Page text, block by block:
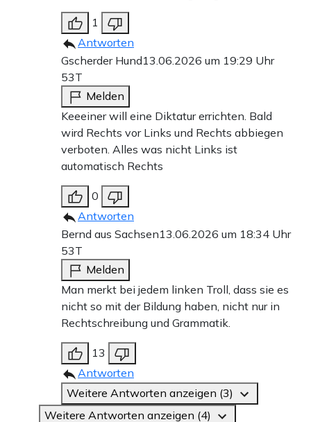
1
Antworten
Gscherder Hund13.06.2026 um 19:29 Uhr
53T
Melden
Keeeiner will eine Diktatur errichten. Bald
wird Rechts vor Links und Rechts abbiegen
verboten. Alles was nicht Links ist
automatisch Rechts
0
Antworten
Bernd aus Sachsen13.06.2026 um 18:34 Uhr
53T
Melden
Man merkt bei jedem linken Troll, dass sie es
nicht so mit der Bildung haben, nicht nur in
Rechtschreibung und Grammatik.
13
Antworten
Weitere Antworten anzeigen (3)
Weitere Antworten anzeigen (4)